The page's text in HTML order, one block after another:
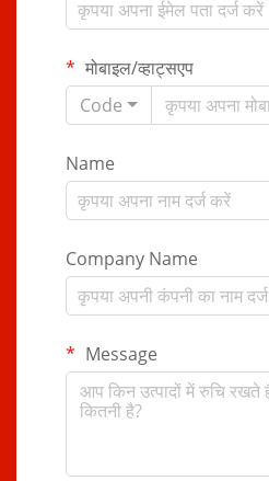
मोबाइल/व्हाट्सएप
Code
Name
Company Name
Message